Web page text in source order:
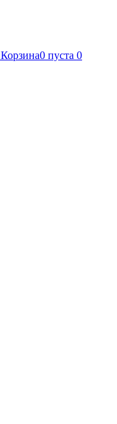
Корзина0 пуста 0